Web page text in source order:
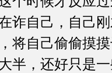
诈自己，自己
将自己偷偷摸
半，还好只是